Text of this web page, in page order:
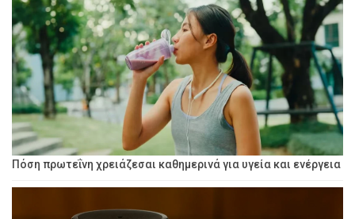
Πόση πρωτεΐνη χρειάζεσαι καθημερινά για υγεία και ενέργεια